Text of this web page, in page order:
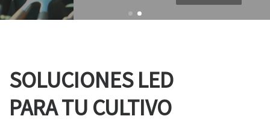
SOLUCIONES LED
PARA TU CULTIVO